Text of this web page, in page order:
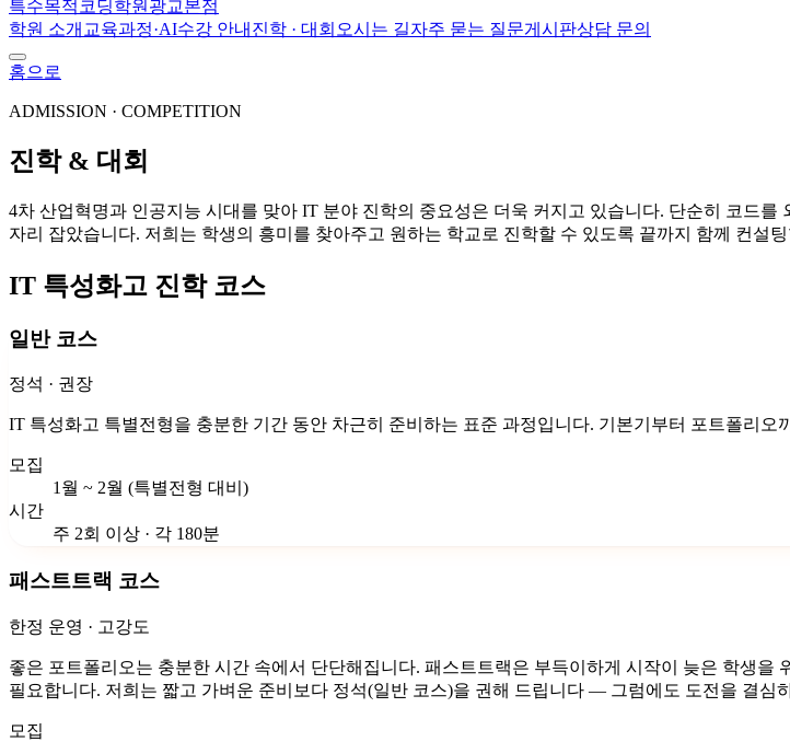
특수목적코딩학원 광교본점
학원 소개 교육과정·AI수강 안내 진학 · 대회 오시는 길자주 묻는 질문게시판상담 문의
홈으로
ADMISSION · COMPETITION
진학 & 대회
4차 산업혁명과 인공지능 시대를 맞아 IT 분야 진학의 중요성은 더욱 커지고 있습니다. 단순히 코드
자리 잡았습니다. 저희는 학생의 흥미를 찾아주고 원하는 학교로 진학할 수 있도록 끝까지 함께 컨설
IT 특성화고 진학 코스
일반 코스
정석 · 권장
IT 특성화고 특별전형을 충분한 기간 동안 차근히 준비하는 표준 과정입니다. 기본기부터 포트폴리
모집
1월 ~ 2월 (특별전형 대비)
시간
주 2회 이상 · 각 180분
패스트트랙 코스
한정 운영 · 고강도
좋은 포트폴리오는 충분한 시간 속에서 단단해집니다. 패스트트랙은 부득이하게 시작이 늦은 학생
필요합니다. 저희는 짧고 가벼운 준비보다 정석(일반 코스)을 권해 드립니다 — 그럼에도 도전을 결심
모집